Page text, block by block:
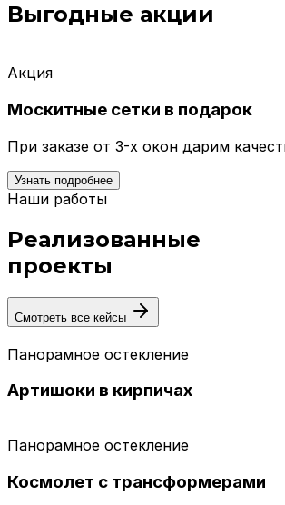
Выгодные акции
Акция
Москитные сетки в подарок
При заказе от 3-х окон дарим
Узнать подробнее
Наши работы
Реализованные
проекты
Смотреть все кейсы
Панорамное остекление
Артишоки в кирпичах
Панорамное остекление
Космолет с трансформерами